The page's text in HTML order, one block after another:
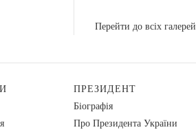
Перейти до всіх галерей
ПРЕЗИДЕНТ
Біографія
Про Президента України